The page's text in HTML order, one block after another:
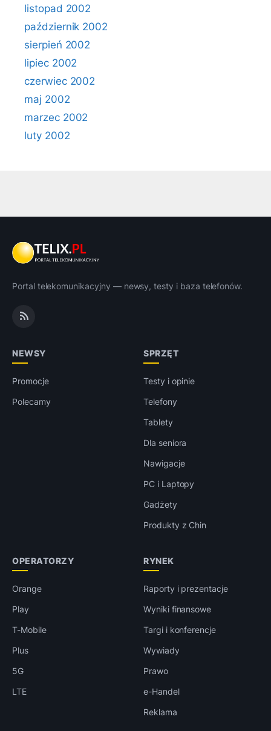
listopad 2002
październik 2002
sierpień 2002
lipiec 2002
czerwiec 2002
maj 2002
marzec 2002
luty 2002
Portal telekomunikacyjny — newsy, testy i baza telefonów.
NEWSY
Promocje
Polecamy
SPRZĘT
Testy i opinie
Telefony
Tablety
Dla seniora
Nawigacje
PC i Laptopy
Gadżety
Produkty z Chin
OPERATORZY
Orange
Play
T-Mobile
Plus
5G
LTE
RYNEK
Raporty i prezentacje
Wyniki finansowe
Targi i konferencje
Wywiady
Prawo
e-Handel
Reklama